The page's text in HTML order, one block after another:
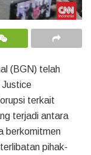
(BGN) telah
Justice
terkait
terjadi antara
berkomitmen
pihak-